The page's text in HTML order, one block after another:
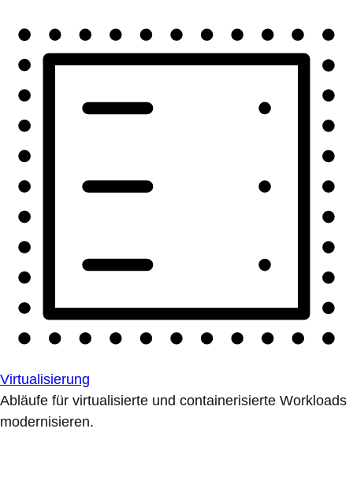
Virtualisierung
Abläufe für virtualisierte und containerisierte Workloads
modernisieren.